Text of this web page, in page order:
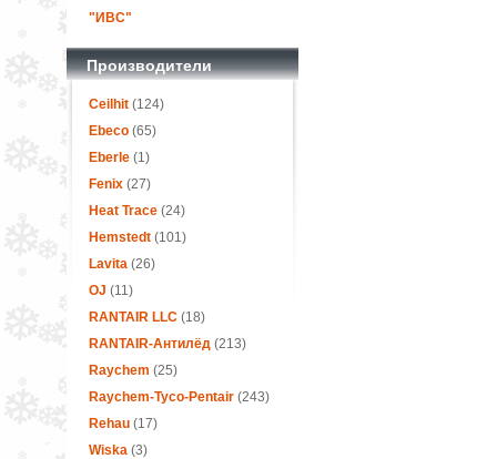
"ИВС"
Производители
Ceilhit(124)
Ebeco(65)
Eberle(1)
Fenix(27)
Heat Trace(24)
Hemstedt(101)
Lavita(26)
OJ (11)
RANTAIR LLC(18)
RANTAIR-Антилёд(213)
Raychem (25)
Raychem-Tyco-Pentair (243)
Rehau(17)
Wiska(3)